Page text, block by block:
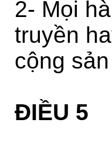
2- Mọi
truyền
cộng
ĐIỀU 5